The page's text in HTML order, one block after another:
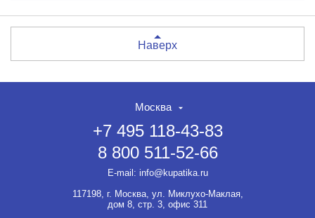
Наверх
Москва
+7 495 118-43-83
8 800 511-52-66
E-mail: info@kupatika.ru
117198, г. Москва, ул. Миклухо-Маклая,
дом 8, стр. 3, офис 311